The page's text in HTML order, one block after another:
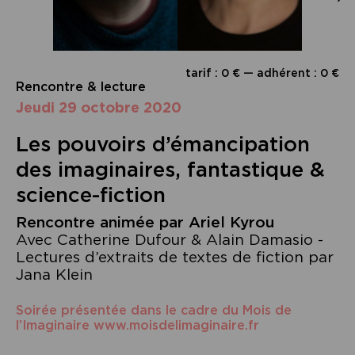
tarif : 0 € — adhérent : 0 €
Rencontre & lecture
jeudi 29 octobre 2020
Les pouvoirs d’émancipation
des imaginaires, fantastique &
science-fiction
Rencontre animée par Ariel Kyrou
Avec Catherine Dufour & Alain Damasio -
Lectures d’extraits de textes de fiction par
Jana Klein
Soirée présentée dans le cadre du Mois de
l’Imaginaire www.moisdelimaginaire.fr